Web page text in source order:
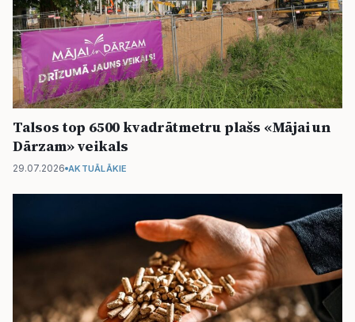
Talsos top 6500 kvadrātmetru plašs «Mājai un
Dārzam» veikals
29.07.2026 AKTUĀLĀKIE